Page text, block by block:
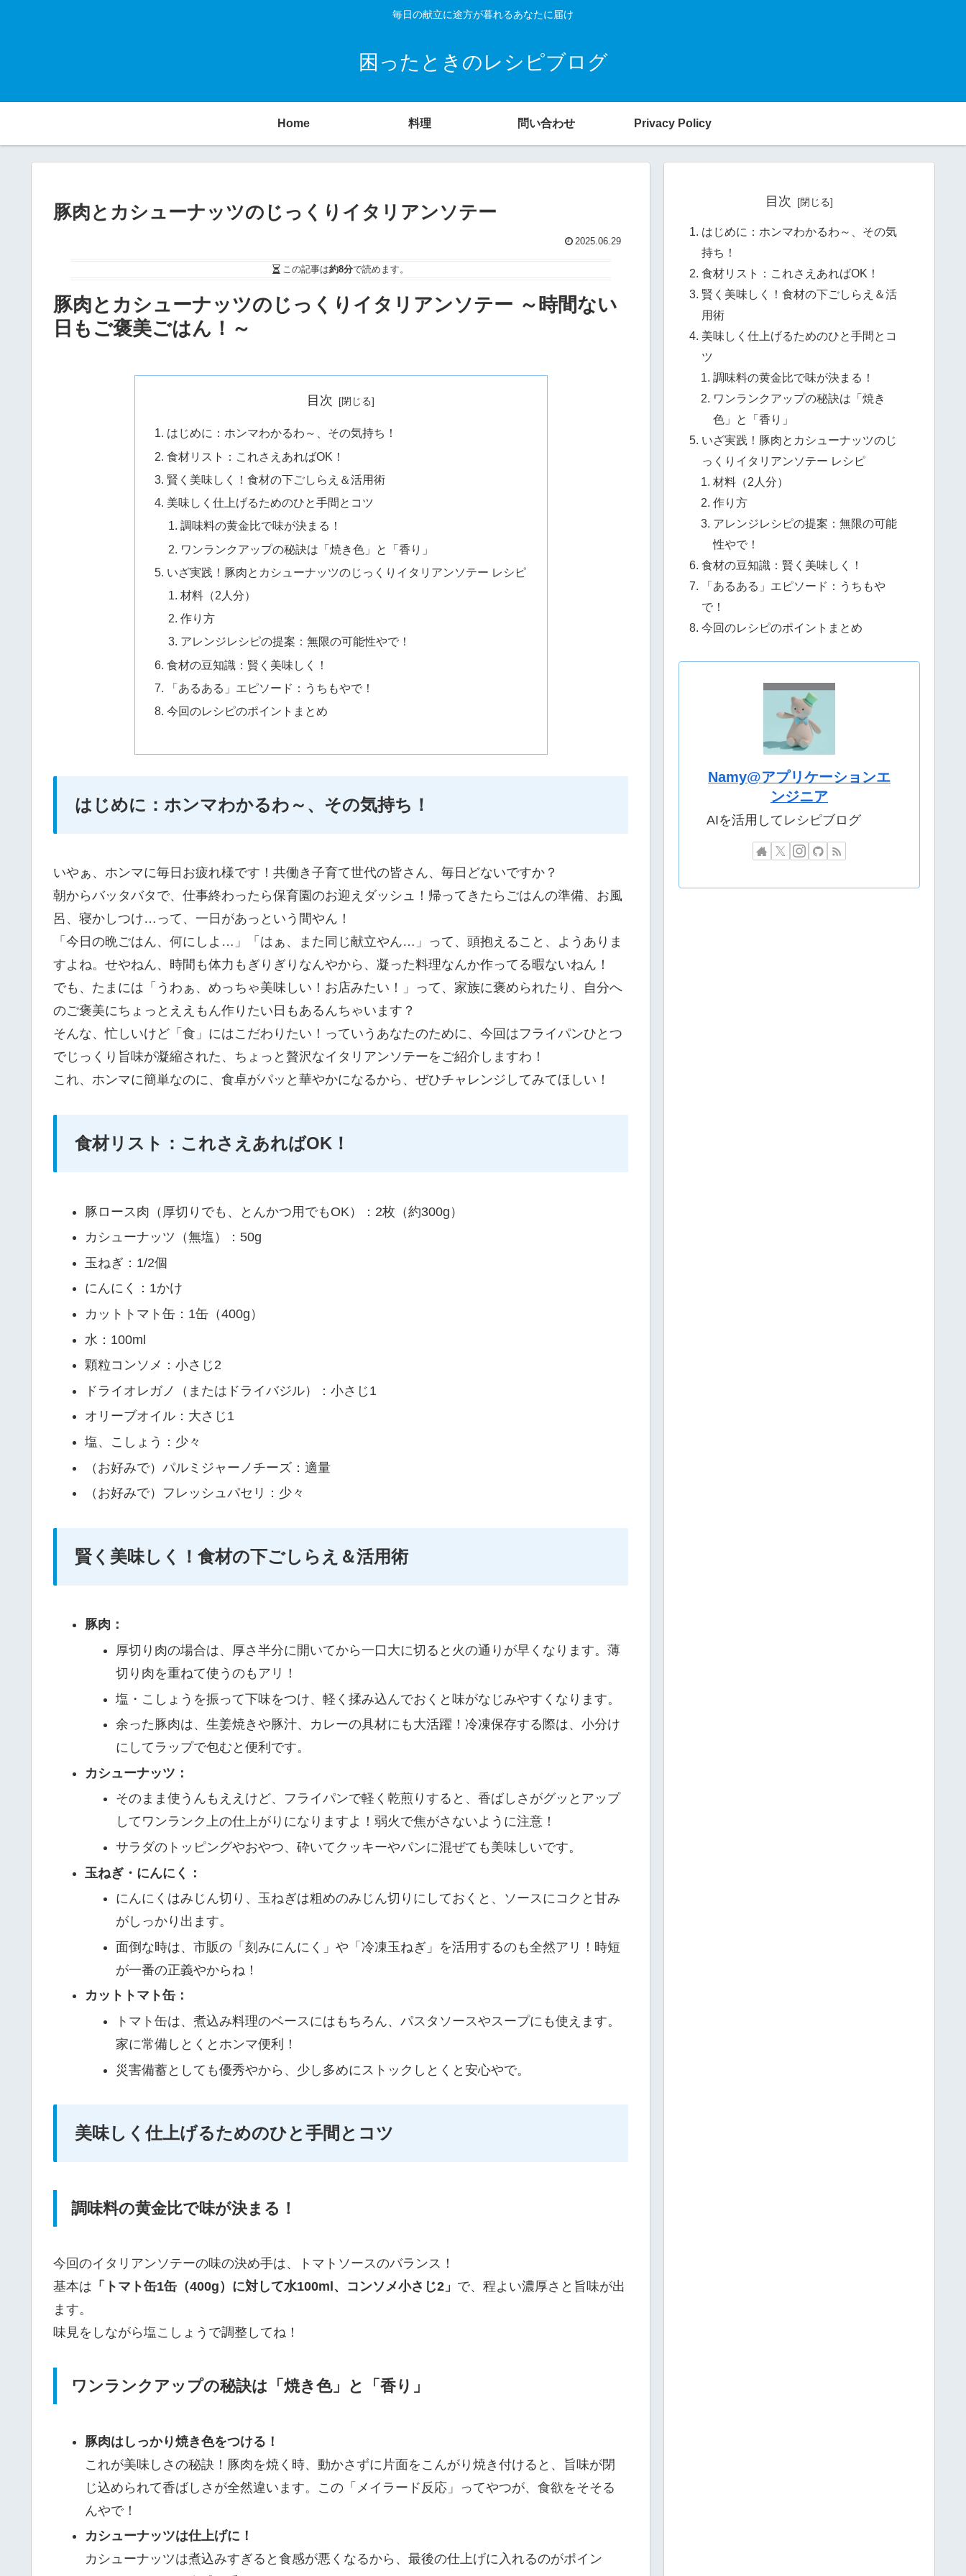
毎日の献立に途方が暮れるあなたに届け
困ったときのレシピブログ
Home 料理 問い合わせ Privacy Policy
豚肉とカシューナッツのじっくりイタリアンソテー
2025.06.29
この記事は約8分で読めます。
豚肉とカシューナッツのじっくりイタリアンソテー ～時間ない
日もご褒美ごはん！～
目次
はじめに：ホンマわかるわ～、その気持ち！
食材リスト：これさえあればOK！
賢く美味しく！食材の下ごしらえ＆活用術
美味しく仕上げるためのひと手間とコツ
調味料の黄金比で味が決まる！
ワンランクアップの秘訣は「焼き色」と「香り」
いざ実践！豚肉とカシューナッツのじっくりイタリアンソテー レシピ
材料（2人分）
作り方
アレンジレシピの提案：無限の可能性やで！
食材の豆知識：賢く美味しく！
「あるある」エピソード：うちもやで！
今回のレシピのポイントまとめ
はじめに：ホンマわかるわ～、その気持ち！
いやぁ、ホンマに毎日お疲れ様です！共働き子育て世代の皆さん、毎日どないですか？
朝からバッタバタで、仕事終わったら保育園のお迎えダッシュ！帰ってきたらごはんの準備、お風
呂、寝かしつけ…って、一日があっという間やん！
「今日の晩ごはん、何にしよ…」「はぁ、また同じ献立やん…」って、頭抱えること、ようありま
すよね。せやねん、時間も体力もぎりぎりなんやから、凝った料理なんか作ってる暇ないねん！
でも、たまには「うわぁ、めっちゃ美味しい！お店みたい！」って、家族に褒められたり、自分へ
のご褒美にちょっとええもん作りたい日もあるんちゃいます？
そんな、忙しいけど「食」にはこだわりたい！っていうあなたのために、今回はフライパンひとつ
でじっくり旨味が凝縮された、ちょっと贅沢なイタリアンソテーをご紹介しますわ！
これ、ホンマに簡単なのに、食卓がパッと華やかになるから、ぜひチャレンジしてみてほしい！
食材リスト：これさえあればOK！
豚ロース肉（厚切りでも、とんかつ用でもOK）：2枚（約300g）
カシューナッツ（無塩）：50g
玉ねぎ：1/2個
にんにく：1かけ
カットトマト缶：1缶（400g）
水：100ml
顆粒コンソメ：小さじ2
ドライオレガノ（またはドライバジル）：小さじ1
オリーブオイル：大さじ1
塩、こしょう：少々
（お好みで）パルミジャーノチーズ：適量
（お好みで）フレッシュパセリ：少々
賢く美味しく！食材の下ごしらえ＆活用術
豚肉：
厚切り肉の場合は、厚さ半分に開いてから一口大に切ると火の通りが早くなります。薄
切り肉を重ねて使うのもアリ！
塩・こしょうを振って下味をつけ、軽く揉み込んでおくと味がなじみやすくなります。
余った豚肉は、生姜焼きや豚汁、カレーの具材にも大活躍！冷凍保存する際は、小分け
にしてラップで包むと便利です。
カシューナッツ：
そのまま使うんもええけど、フライパンで軽く乾煎りすると、香ばしさがグッとアップ
してワンランク上の仕上がりになりますよ！弱火で焦がさないように注意！
サラダのトッピングやおやつ、砕いてクッキーやパンに混ぜても美味しいです。
玉ねぎ・にんにく：
にんにくはみじん切り、玉ねぎは粗めのみじん切りにしておくと、ソースにコクと甘み
がしっかり出ます。
面倒な時は、市販の「刻みにんにく」や「冷凍玉ねぎ」を活用するのも全然アリ！時短
が一番の正義やからね！
カットトマト缶：
トマト缶は、煮込み料理のベースにはもちろん、パスタソースやスープにも使えます。
家に常備しとくとホンマ便利！
災害備蓄としても優秀やから、少し多めにストックしとくと安心やで。
美味しく仕上げるためのひと手間とコツ
調味料の黄金比で味が決まる！
今回のイタリアンソテーの味の決め手は、トマトソースのバランス！
基本は 「トマト缶1缶（400g）に対して水100ml、コンソメ小さじ2」 で、程よい濃厚さと旨味が出
ます。
味見をしながら塩こしょうで調整してね！
ワンランクアップの秘訣は「焼き色」と「香り」
豚肉はしっかり焼き色をつける！
これが美味しさの秘訣！豚肉を焼く時、動かさずに片面をこんがり焼き付けると、旨味が閉
じ込められて香ばしさが全然違います。この「メイラード反応」ってやつが、食欲をそそる
んやで！
カシューナッツは仕上げに！
カシューナッツは煮込みすぎると食感が悪くなるから、最後の仕上げに入れるのがポイン
目次
はじめに：ホンマわかるわ～、その気
持ち！
食材リスト：これさえあればOK！
賢く美味しく！食材の下ごしらえ＆活
用術
美味しく仕上げるためのひと手間とコ
ツ
調味料の黄金比で味が決まる！
ワンランクアップの秘訣は「焼き
色」と「香り」
いざ実践！豚肉とカシューナッツのじ
っくりイタリアンソテー レシピ
材料（2人分）
作り方
アレンジレシピの提案：無限の可能
性やで！
食材の豆知識：賢く美味しく！
「あるある」エピソード：うちもや
で！
今回のレシピのポイントまとめ
Namy@アプリケーションエ
ンジニア
AIを活用してレシピブログ